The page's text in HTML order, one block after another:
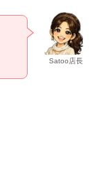
Satoo店長